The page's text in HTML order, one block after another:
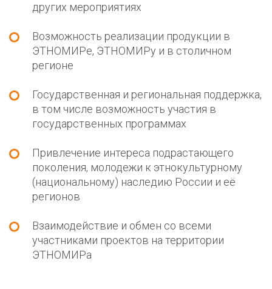
других мероприятиях
Возможность реализации продукции в
ЭТНОМИРе, ЭТНОМИРу и в столичном
регионе
Государственная и региональная поддержка,
в том числе возможность участия в
государственных программах
Привлечение интереса подрастающего
поколения, молодежи к этнокультурному
(национальному) наследию России и её
регионов
Взаимодействие и обмен со всеми
участниками проектов на территории
ЭТНОМИРа